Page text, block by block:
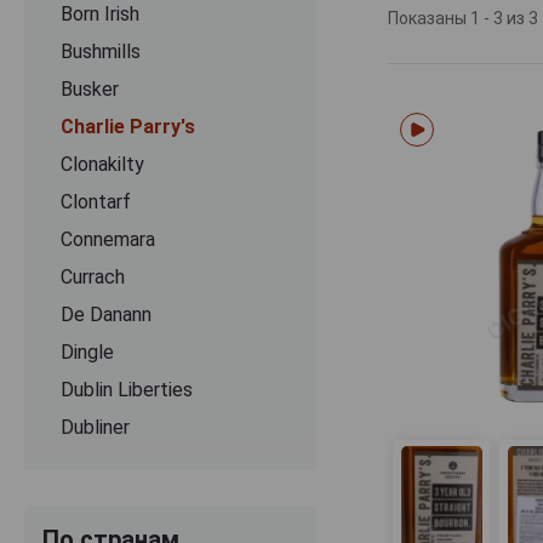
Born Irish
Bushmills
Busker
Charlie Parry's
Clonakilty
Clontarf
Connemara
Currach
De Danann
Dingle
Dublin Liberties
Dubliner
подхода к
виски.
тройным
применяются
бочках
время как в
мягких
цитрусов,
Показаны 1 - 3 из 3